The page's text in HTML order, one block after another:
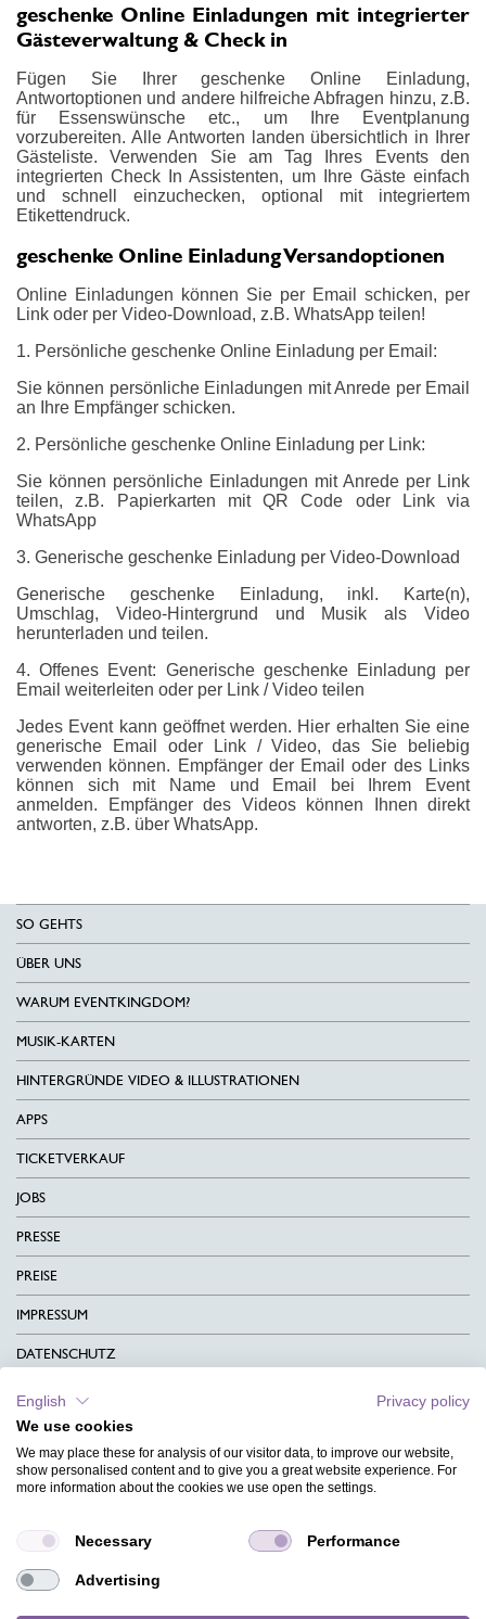
geschenke Online Einladungen mit integrierter
Gästeverwaltung & Check in
Fügen Sie Ihrer geschenke Online Einladung,
Antwortoptionen und andere hilfreiche Abfragen hinzu, z.B.
für Essenswünsche etc., um Ihre Eventplanung
vorzubereiten. Alle Antworten landen übersichtlich in Ihrer
Gästeliste. Verwenden Sie am Tag Ihres Events den
integrierten Check In Assistenten, um Ihre Gäste einfach
und schnell einzuchecken, optional mit integriertem
Etikettendruck.
geschenke Online Einladung Versandoptionen
Online Einladungen können Sie per Email schicken, per
Link oder per Video-Download, z.B. WhatsApp teilen!
1. Persönliche geschenke Online Einladung per Email:
Sie können persönliche Einladungen mit Anrede per Email
an Ihre Empfänger schicken.
2. Persönliche geschenke Online Einladung per Link:
Sie können persönliche Einladungen mit Anrede per Link
teilen, z.B. Papierkarten mit QR Code oder Link via
WhatsApp
3. Generische geschenke Einladung per Video-Download
Generische geschenke Einladung, inkl. Karte(n),
Umschlag, Video-Hintergrund und Musik als Video
herunterladen und teilen.
4. Offenes Event: Generische geschenke Einladung per
Email weiterleiten oder per Link / Video teilen
Jedes Event kann geöffnet werden. Hier erhalten Sie eine
generische Email oder Link / Video, das Sie beliebig
verwenden können. Empfänger der Email oder des Links
können sich mit Name und Email bei Ihrem Event
anmelden. Empfänger des Videos können Ihnen direkt
antworten, z.B. über WhatsApp.
SO GEHTS
ÜBER UNS
WARUM EVENTKINGDOM?
MUSIK-KARTEN
HINTERGRÜNDE VIDEO & ILLUSTRATIONEN
APPS
TICKETVERKAUF
JOBS
PRESSE
PREISE
IMPRESSUM
DATENSCHUTZ
KONTAKT
AGB
CHARITY
MAGAZIN
HILFE
English
Privacy policy
We use cookies
We may place these for analysis of our visitor data, to improve our website,
show personalised content and to give you a great website experience. For
more information about the cookies we use open the settings.
Necessary Performance
Advertising